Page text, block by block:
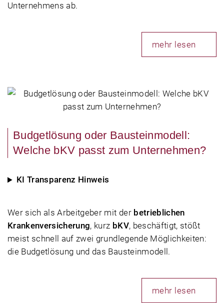
Unternehmens ab.
mehr lesen
Budgetlösung oder Bausteinmodell:
Welche bKV passt zum Unternehmen?
KI Transparenz Hinweis
Wer sich als Arbeitgeber mit der betrieblichen
Krankenversicherung, kurz bKV, beschäftigt, stößt
meist schnell auf zwei grundlegende Möglichkeiten:
die Budgetlösung und das Bausteinmodell.
mehr lesen